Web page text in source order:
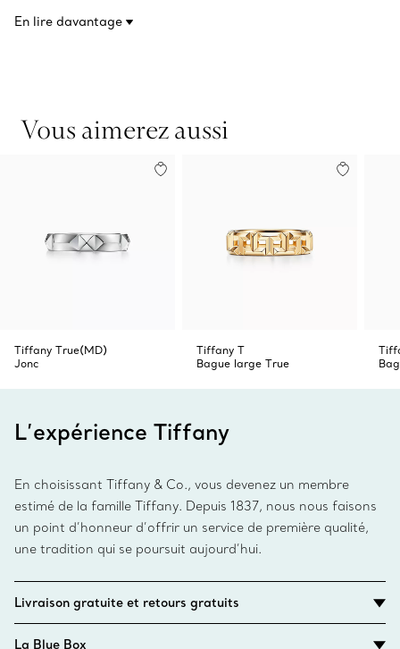
cette bague sont formés de la lettre « T » et présentent
en conserver l’éclat.
En lire davantage
Vous aimerez aussi
Tiffany True(MD)
Jonc
Tiffany T
Bague large True
L’expérience Tiffany
En choisissant Tiffany & Co., vous devenez un membre
estimé de la famille Tiffany. Depuis 1837, nous nous faisons
un point d’honneur d’offrir un service de première qualité,
une tradition qui se poursuit aujourd’hui.
Livraison gratuite et retours gratuits
La Blue Box